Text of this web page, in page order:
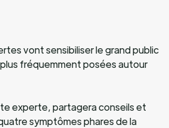
vont sensibiliser le grand public
fréquemment posées autour
experte, partagera conseils et
symptômes phares de la